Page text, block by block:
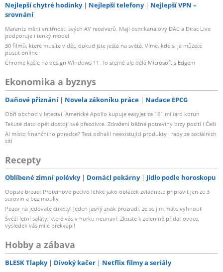
Nejlepší chytré hodinky Nejlepší telefony
Nejlepší VPN –
srovnání
Marantz mění vnitřnosti svých AV receiverů. Mají osmikanálový DAC a Dirac Live
podporuje i tenký model
30 filmů, které musíte vidět, dokud jste ještě na světě. Víme, kde si je můžete
pustit online
Chrome kašle na design Windows 11. To stejné ale dělá Microsoft s Edgem
Ekonomika a byznys
Daňové přiznání Novela zákoníku práce Nadace EPCG
Obří obchod v letectví. Americké Apollo kupuje easyJet za 161 miliard korun
Tekuté zlato opět dostojí své přezdívce. Zdražení běžné potraviny brzy pocítí i Češi
AI místo finančního poradce? Test odhalil neexistující produkty i rady ze sociálních
sítí
Recepty
Oblíbené zimní polévky Domácí pekárny Jídlo podle horoskopu
Oopsie bread: Proteinové pečivo lehké jako obláček zvládnete připravit jen ze 3
surovin a bez mouky
Pozor na jedovaté cukety! Jeden jasný znak prozradí, že se jim máte vyhnout
Svěží letní saláty, které vás v horku neunaví: Zkuste k zelenině přidat ovoce,
výsledek vás mile překvapí!
Hobby a zábava
BLESK Tlapky Divoký kačer Netflix filmy a seriály